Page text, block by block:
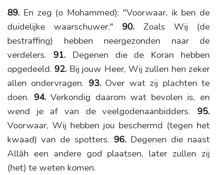
89. En zeg (o Mohammed): "Voorwaar, ik ben de
duidelijke waarschuwer." 90.
Zoals Wij (de
bestraffing) hebben neergezonden naar de
verdelers. 91. Degenen die de Koran hebben
opgedeeld. 92. Bij jouw Heer, Wij zullen hen zeker
allen ondervragen. 93. Over wat zij plachten te
doen. 94. Verkondig daarom wat bevolen is, en
wend je af van de veelgodenaanbidders. 95.
Voorwaar, Wij hebben jou beschermd (tegen het
kwaad) van de spotters. 96. Degenen die naast
Allāh een andere god plaatsen, later zullen zij
(het) te weten komen.